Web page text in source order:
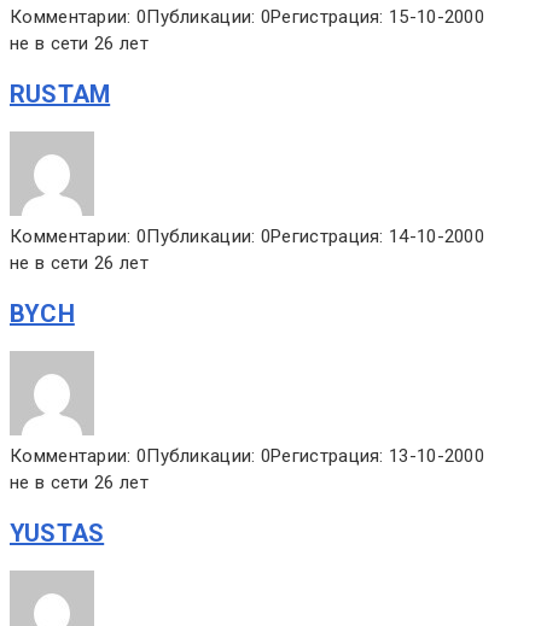
Комментарии: 0 Публикации: 0Регистрация: 15-10-2000
не в сети 26 лет
RUSTAM
Комментарии: 0 Публикации: 0Регистрация: 14-10-2000
не в сети 26 лет
BYCH
Комментарии: 0 Публикации: 0Регистрация: 13-10-2000
не в сети 26 лет
YUSTAS